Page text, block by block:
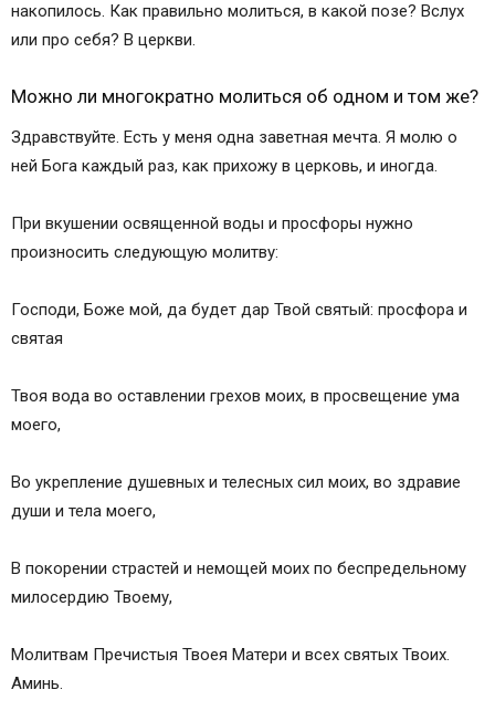
накопилось. Как правильно молиться, в какой позе? Вслух
или про себя? В церкви.
Можно ли многократно молиться об одном и том же?
Здравствуйте. Есть у меня одна заветная мечта. Я молю о
ней Бога каждый раз, как прихожу в церковь, и иногда.
При вкушении освященной воды и просфоры нужно
произносить следующую молитву:
Господи, Боже мой, да будет дар Твой святый: просфора и
святая
Твоя вода во оставлении грехов моих, в просвещение ума
моего,
Во укрепление душевных и телесных сил моих, во здравие
души и тела моего,
В покорении страстей и немощей моих по беспредельному
милосердию Твоему,
Молитвам Пречистыя Твоея Матери и всех святых Твоих.
Аминь.